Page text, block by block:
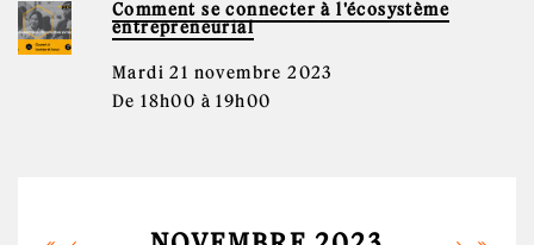
Comment se connecter à l'écosystème
entrepreneurial
Mardi 21 novembre 2023
De 18h00 à 19h00